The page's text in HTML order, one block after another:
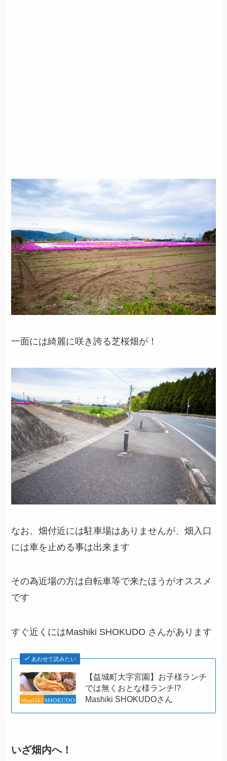
一面には綺麗に咲き誇る芝桜畑が！
なお、畑付近には駐車場はありませんが、畑入口
には車を止める事は出来ます
その為近場の方は自転車等で来たほうがオススメ
です
すぐ近くにはMashiki SHOKUDO さんがあります
あわせて読みたい
【益城町大字宮園】お子様ランチ
では無くおとな様ランチ!?
Mashiki SHOKUDOさん
いざ畑内へ！